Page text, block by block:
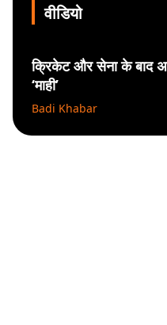
वीडियो
क्रिकेट और सेना के बाद
‘माही’
Badi Khabar